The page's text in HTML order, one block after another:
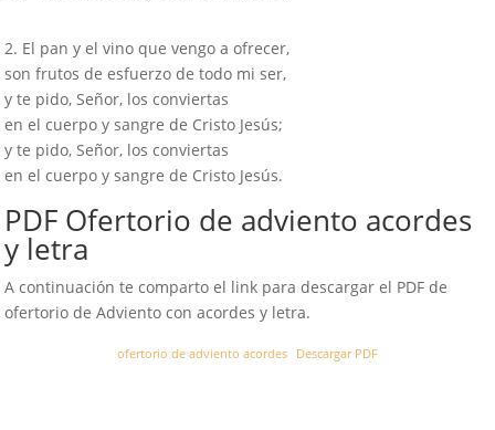
2. El pan y el vino que vengo a ofrecer,
son frutos de esfuerzo de todo mi ser,
y te pido, Señor, los conviertas
en el cuerpo y sangre de Cristo Jesús;
y te pido, Señor, los conviertas
en el cuerpo y sangre de Cristo Jesús.
PDF Ofertorio de adviento acordes
y letra
A continuación te comparto el link para descargar el PDF de
ofertorio de Adviento con acordes y letra.
ofertorio de adviento acordes Descargar PDF